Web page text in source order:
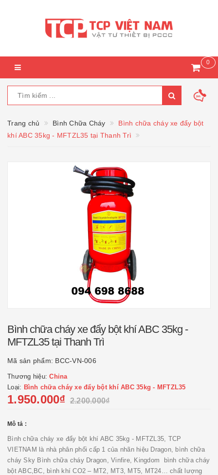
0
Trang chủ Bình Chữa Cháy
Bình chữa cháy xe đẩy bột
khí ABC 35kg - MFTZL35 tại Thanh Trì
Bình chữa cháy xe đẩy bột khí ABC 35kg -
MFTZL35 tại Thanh Trì
Mã sản phẩm: BCC-VN-006
Thương hiệu:China
Loại: Bình chữa cháy xe đẩy bột khí ABC 35kg - MFTZL35
1.950.000₫ 2.200.000₫
Mô tả :
Bình chữa cháy xe đẩy bột khí ABC 35kg - MFTZL35, TCP
VIETNAM là nhà phân phối cấp 1 của nhãn hiệu Dragon, bình chữa
cháy Sky Bình chữa cháy Dragon, Vinfire, Kingdom bình chữa cháy
bột ABC,BC, bình khí CO2 – MT2, MT3, MT5, MT24… chất lượng